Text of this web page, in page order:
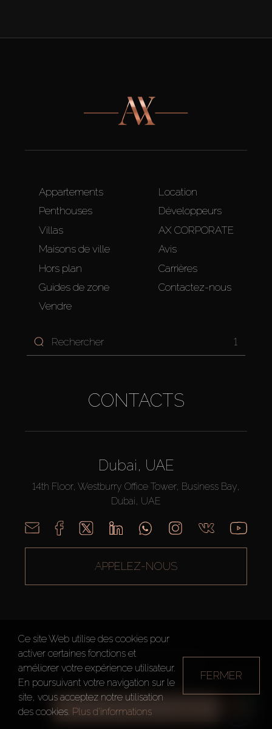
TOUS LES FILTRES
Appartements
Penthouses
Villas
Maisons de ville
Hors plan
Guides de zone
Vendre
Location
Développeurs
AX CORPORATE
Avis
Carrières
Contactez-nous
1
CONTACTS
Dubai, UAE
14th Floor, Westburry Office Tower, Business Bay,
Dubai, UAE
APPELEZ-NOUS
AX CAPITAL ©2026 Tous droits réservés
Conditions d'utilisation
Politique de confidentialité Plan du site
Ce site Web utilise des cookies pour
activer certaines fonctions et
améliorer votre expérience utilisateur.
En poursuivant votre navigation sur le
site, vous acceptez notre utilisation
des cookies. Plus d'informations
FERMER